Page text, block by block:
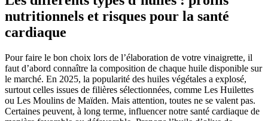
nutritionnels et risques pour la santé
cardiaque
Pour faire le bon choix lors de l’élaboration de votre vinaigrette, il
faut d’abord connaître la composition de chaque huile disponible sur
le marché. En 2025, la popularité des huiles végétales a explosé,
surtout celles issues de filières sélectionnées, comme Les Huilettes
ou Les Moulins de Maïden. Mais attention, toutes ne se valent pas.
Certaines peuvent, à long terme, influencer notre santé cardiaque de